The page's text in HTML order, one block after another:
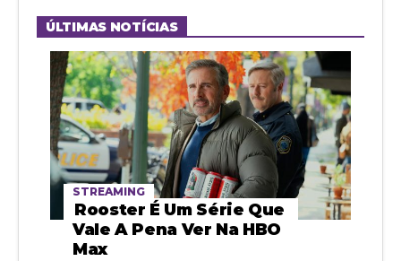
ÚLTIMAS NOTÍCIAS
STREAMING
Rooster É Um Série Que
Vale A Pena Ver Na HBO
Max